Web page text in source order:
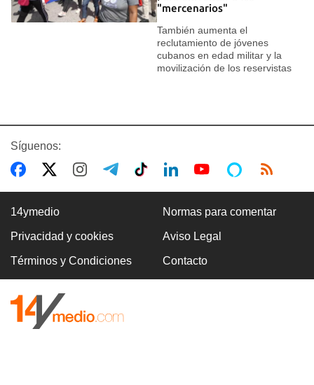
"mercenarios"
También aumenta el
reclutamiento de jóvenes
cubanos en edad militar y la
movilización de los reservistas
Síguenos:
14ymedio Normas para comentar
Privacidad y cookies Aviso Legal
Términos y Condiciones Contacto